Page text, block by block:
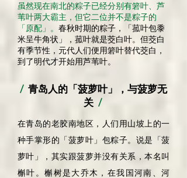
虽然现在南北的粽子已经分别有箬叶、芦
苇叶两大霸主，但它二位并不是粽子的
「原配」。 春秋时期的粽子，「菰叶包黍
米呈牛角状」，菰叶就是茭白叶。但茭白
有季节性，元代人们便用箬叶替代茭白，
到了明代才开始用芦苇叶。
/青岛人的「菠萝叶」，与菠萝无
关 /
在青岛的老胶南地区，人们用山坡上的一
种手掌形的「菠萝叶」包粽子。说是「菠
萝叶」，其实跟菠萝并没有关系，本名叫
槲叶。槲树是大乔木，在我国河南、河